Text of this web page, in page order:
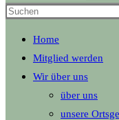
Home
Mitglied werden
Wir über uns
über uns
unsere